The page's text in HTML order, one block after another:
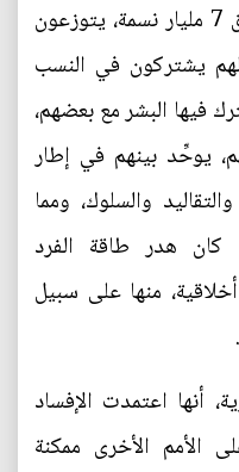
يعيش في كوكب الأرض ما يفوق 7 مليار نسمة، يتوزعون
يشتركون في النسب
فيها البشر مع بعضهم،
يوحِّد بينهم في إطار
والسلوك، ومما
كان هدر طاقة الفرد
منها على سبيل
أنها اعتمدت الإفساد
الأمم الأخرى ممكنة